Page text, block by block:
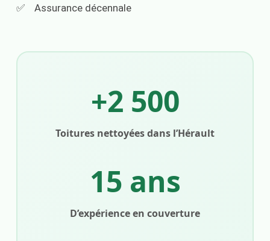
Assurance décennale
+2 500
Toitures nettoyées dans l’Hérault
15 ans
D’expérience en couverture